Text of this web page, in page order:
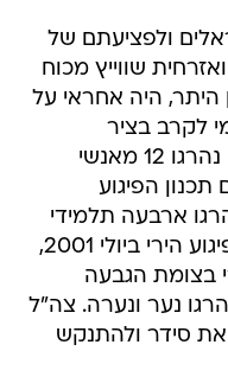
למותם של 19 ישראלים ולפציעתם של
שווייץ מכוח
היתר, היה אחראי על
לקרב בציר
המתפללים בנובמבר 2002, בו נהרגו 12 מאנשי
תכנון הפיגוע
2002, בו נהרגו ארבעה תלמידי
ישיבה. כן מיוחסת לו אחריות לפיגוע הירי ביולי 2001,
בצומת הגבעה
2001, בו נהרגו נער ונערה. צה"ל
סידר ולהתנקש